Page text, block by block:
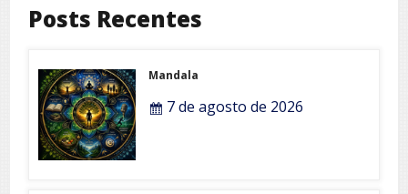
Posts Recentes
Mandala
7 de agosto de 2026